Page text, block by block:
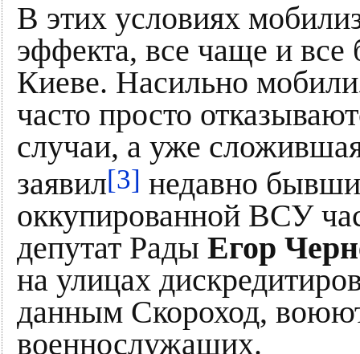
В этих условиях
эффекта, все чаще и все
Киеве. Насильно
часто просто
случаи, а уже
заявил[3] недавно
оккупированной ВСУ
депутат Рады Егор
на улицах
данным Скороход,
военнослужащих.